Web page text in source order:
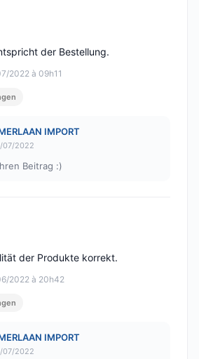
5
2022 à 09h11
der Bestellung.
IMPORT
07/2022
Beitrag :)
5
2022 à 20h42
der Produkte korrekt.
IMPORT
07/2022